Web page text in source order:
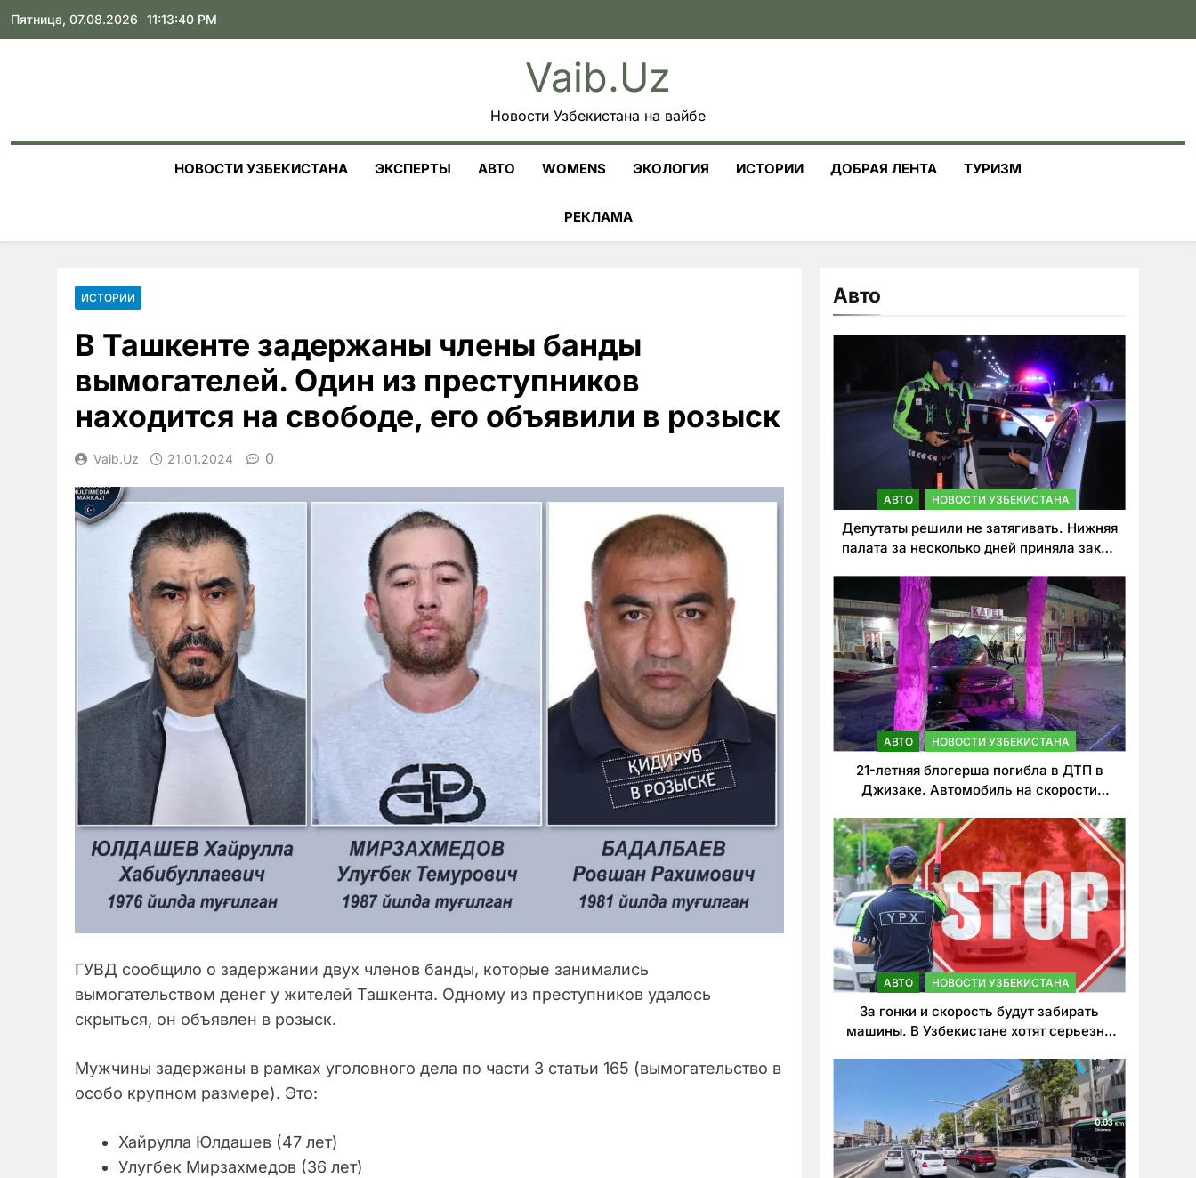
Skip
Пятница, 07.08.2026 11:13:41 PM
Vaib.uz
Новости Узбекистана на вайбе
НОВОСТИ УЗБЕКИСТАНА ЭКСПЕРТЫ АВТО WOMENS ЭКОЛОГИЯ ИСТОРИИ ДОБРАЯ ЛЕНТА ТУРИЗМ
РЕКЛАМА
ИСТОРИИ
В Ташкенте задержаны члены банды
вымогателей. Один из преступников
находится на свободе, его объявили в розыск
Vaib.uz 21.01.2024 0
ГУВД сообщило о задержании двух членов банды, которые занимались
вымогательством денег у жителей Ташкента. Одному из преступников удалось
скрыться, он объявлен в розыск.
Мужчины задержаны в рамках уголовного дела по части 3 статьи 165 (вымогательство в
особо крупном размере). Это:
Хайрулла Юлдашев (47 лет)
Улугбек Мирзахмедов (36 лет)
Авто
АВТО НОВОСТИ УЗБЕКИСТАНА
Депутаты решили не затягивать. Нижняя
палата за несколько дней приняла закон
нарушителей ПДД
АВТО НОВОСТИ УЗБЕКИСТАНА
21-летняя блогерша погибла в ДТП в
Джизаке. Автомобиль на скорости
АВТО НОВОСТИ УЗБЕКИСТАНА
За гонки и скорость будут забирать
машины. В Узбекистане хотят серьезно